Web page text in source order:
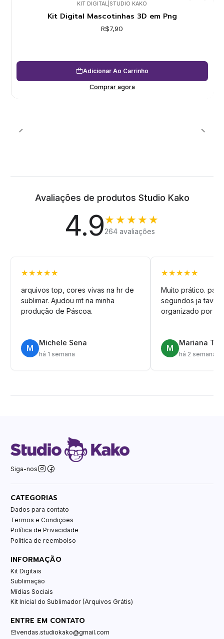
KIT DIGITAL STUDIO KAKO
Kit Digital Mascotinhas 3D em Png
R$7,90
Adicionar Ao Carrinho
Comprar agora
Avaliações de produtos Studio Kako
4.9★★★★★
264 avaliações
★★★★★
arquivos top, cores vivas na hr de
sublimar. Ajudou mt na minha
produção de Páscoa.
M
Michele Sena
há 1 semana
★★★★★
Muito prático.
segundos ja tava
organizado por
M
Mariana T.
há 2 semanas
Siga-nos
CATEGORIAS
Dados para contato
Termos e Condições
Política de Privacidade
Politica de reembolso
INFORMAÇÃO
Kit Digitais
Sublimação
Mídias Sociais
Kit Inicial do Sublimador (Arquivos Grátis)
ENTRE EM CONTATO
vendas.studiokako@gmail.com